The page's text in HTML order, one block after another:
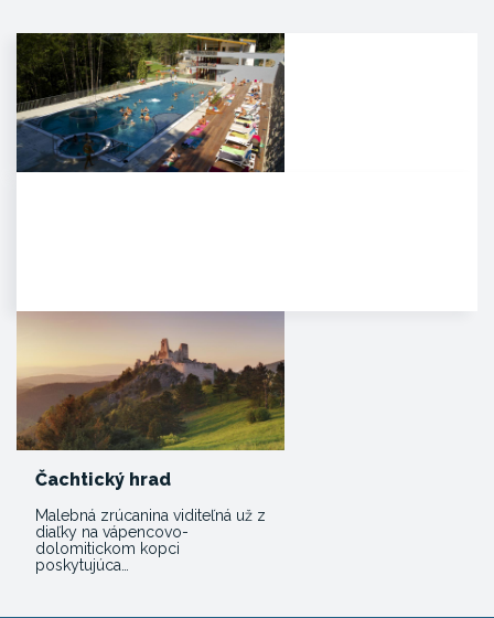
Čachtický hrad
Malebná zrúcanina viditeľná už z
diaľky na vápencovo-
dolomitickom kopci
poskytujúca…